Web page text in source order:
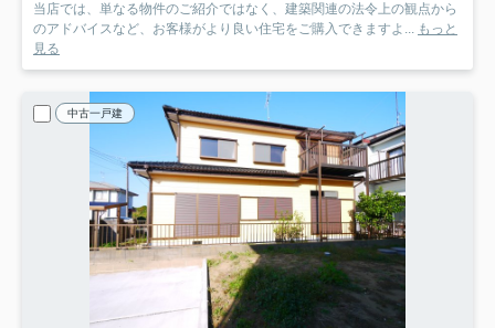
当店では、単なる物件のご紹介ではなく、建築関連の法令上の観点から
のアドバイスなど、お客様がより良い住宅をご購入できますよ... もっと
見る
中古一戸建